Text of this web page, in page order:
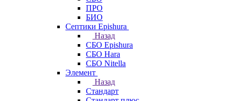
ПРО
БИО
Септики Epishura
Назад
СБО Epishura
СБО Hara
СБО Nitella
Элемент
Назад
Стандарт